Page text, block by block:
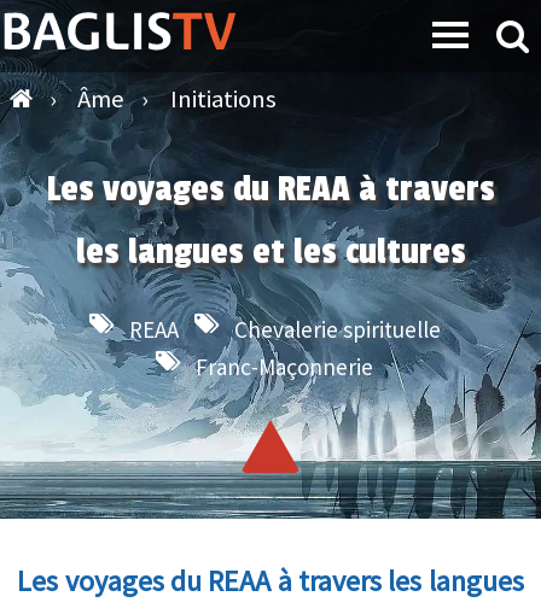
› Âme › Initiations
Les voyages du REAA à travers
les langues et les cultures
REAA
Chevalerie spirituelle
Franc-Maçonnerie
Les voyages du REAA à travers les langues